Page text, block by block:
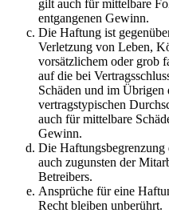
gilt auch für mittelbare
entgangenen Gewinn.
Die Haftung ist
Verletzung von Leben,
vorsätzlichem oder grob
auf die bei
Schäden und im Übrigen
vertragstypischen
auch für mittelbare
Gewinn.
Die Haftungsbegrenzung
auch zugunsten der
Betreibers.
Ansprüche für eine
Recht bleiben unberührt.